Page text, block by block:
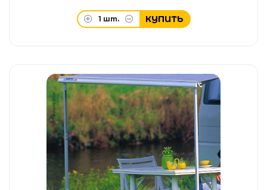
1 шт. КУПИТЬ